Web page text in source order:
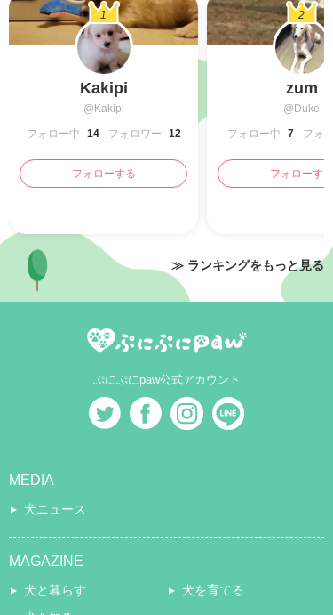
1
Kakipi
@Kakipi
フォロー中
14 フォロワー 12
フォローする
2
zum
@Duke
フォロー中
7 フォ
フォローする
≫ ランキングをもっと見る
ぷにぷにpaw公式アカウント
MEDIA
犬ニュース
MAGAZINE
犬と暮らす
犬を育てる